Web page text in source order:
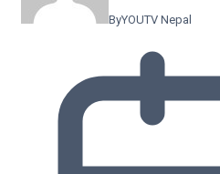
ByYOUTV Nepal